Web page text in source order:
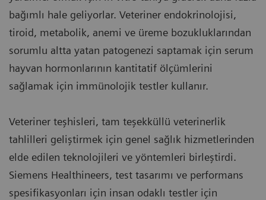
bağımlı hale geliyorlar. Veteriner endokrinolojisi,
tiroid, metabolik, anemi ve üreme bozukluklarından
sorumlu altta yatan patogenezi saptamak için serum
hayvan hormonlarının kantitatif ölçümlerini
sağlamak için immünolojik testler kullanır.
Veteriner teşhisleri, tam teşekküllü veterinerlik
tahlilleri geliştirmek için genel sağlık hizmetlerinden
elde edilen teknolojileri ve yöntemleri birleştirdi.
Siemens Healthineers, test tasarımı ve performans
spesifikasyonları için insan odaklı testler için